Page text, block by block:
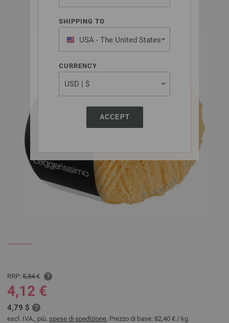
SHIPPING TO
USA - The United States
of America
CURRENCY
ACCEPT
RRP: 5,84 €
4,12 €
4,79 $
escl. IVA., più. spese di spedizione, Prezzo di base: 82,40 € / kg